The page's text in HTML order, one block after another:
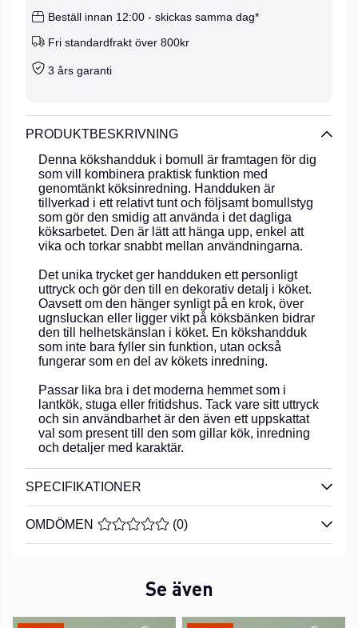
Beställ innan 12:00 - skickas samma dag*
Fri standardfrakt över 800kr
3 års garanti
PRODUKTBESKRIVNING
Denna kökshandduk i bomull är framtagen för dig
som vill kombinera praktisk funktion med
genomtänkt köksinredning. Handduken är
tillverkad i ett relativt tunt och följsamt bomullstyg
som gör den smidig att använda i det dagliga
köksarbetet. Den är lätt att hänga upp, enkel att
vika och torkar snabbt mellan användningarna.
Det unika trycket ger handduken ett personligt
uttryck och gör den till en dekorativ detalj i köket.
Oavsett om den hänger synligt på en krok, över
ugnsluckan eller ligger vikt på köksbänken bidrar
den till helhetskänslan i köket. En kökshandduk
som inte bara fyller sin funktion, utan också
fungerar som en del av kökets inredning.
Passar lika bra i det moderna hemmet som i
lantkök, stuga eller fritidshus. Tack vare sitt uttryck
och sin användbarhet är den även ett uppskattat
val som present till den som gillar kök, inredning
och detaljer med karaktär.
SPECIFIKATIONER
OMDÖMEN MEDELBETYG 0 AV 5 ANTAL BETYG 0
(0)
Se även